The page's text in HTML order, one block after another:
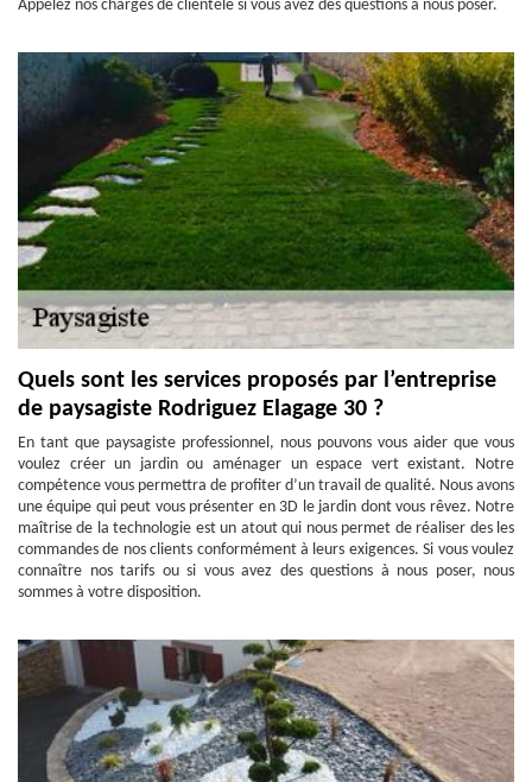
Appelez nos chargés de clientèle si vous avez des questions à nous poser.
Quels sont les services proposés par l’entreprise
de paysagiste Rodriguez Elagage 30 ?
En tant que paysagiste professionnel, nous pouvons vous aider que vous
voulez créer un jardin ou aménager un espace vert existant. Notre
compétence vous permettra de profiter d’un travail de qualité. Nous avons
une équipe qui peut vous présenter en 3D le jardin dont vous rêvez. Notre
maîtrise de la technologie est un atout qui nous permet de réaliser des les
commandes de nos clients conformément à leurs exigences. Si vous voulez
connaître nos tarifs ou si vous avez des questions à nous poser, nous
sommes à votre disposition.